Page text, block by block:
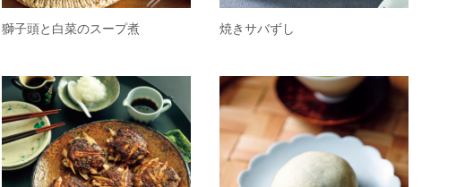
獅子頭と白菜のスープ煮 焼きサバずし